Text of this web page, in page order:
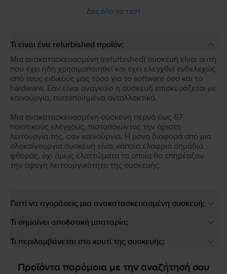
Δες όλα τα τεστ
Τι είναι ένα refurbished προϊόν;
Μια ανακατασκευασμένη (refurbished) συσκευή είναι αυτή
που έχει ήδη χρησιμοποιηθεί και έχει ελεγχθεί ενδελεχώς
από τους ειδικούς μας τόσο για το software όσο και το
hardware. Εάν είναι αναγκαίο η συσκευή επισκευάζεται με
καινούργια, πιστοποιημένα ανταλλακτικά.
Μια ανακατασκευασμένη συσκευή περνά έως 67
ποιοτικούς ελέγχους, πιστοποιώντας την άριστη
λειτουργία της, σαν καινούργια. Η μόνη διαφορά από μια
ολοκαίνουργια συσκευή είναι κάποια ελαφριά σημάδια
φθοράς, όχι όμως ελαττώματα τα οποία θα επηρέαζαν
την άψογη λειτουργικότητα της συσκευής.
Γιατί να αγοράσεις μια ανακατασκευασμένη συσκευή;
Τι σημαίνει αποδοτική μπαταρία;
Τι περιλαμβάνεται στο κουτί της συσκευής;
Προϊόντα παρόμοια με την αναζήτησή σου